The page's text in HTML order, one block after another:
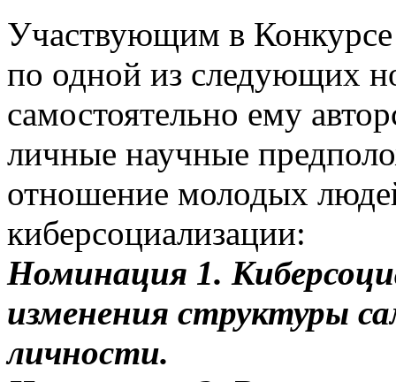
Участвующим в Конкурсе
по одной из следующих
самостоятельно ему
личные научные
отношение молодых
киберсоциализации:
Номинация 1.
изменения структуры
личности.